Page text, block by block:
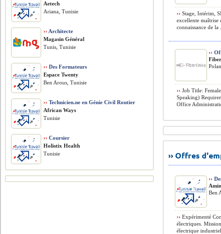
›› Stage, Intérim,
excellente maîtrise
connaissance de la
››
›› Job Title:
Speaking)
Office
›› Offres
››
Ben
›› Expérimenté
électriques.
électrique
Aetech
Ariana, Tunisie
›› Architecte
Magasin Général
Tunis, Tunisie
›› Des Formateurs
Espace Twenty
Ben Arous, Tunisie
›› Technicien.ne en Génie Civil Routier
African Ways
Tunisie
›› Coursier
Holistix Health
Tunisie